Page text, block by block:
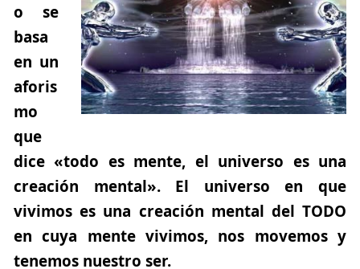
o se
basa
en un
aforis
mo
que
dice«todo es mente, el universo es una
creación mental». El universo en que
vivimos es una creación mental del TODO
en cuya mente vivimos, nos movemos y
tenemos nuestro ser.